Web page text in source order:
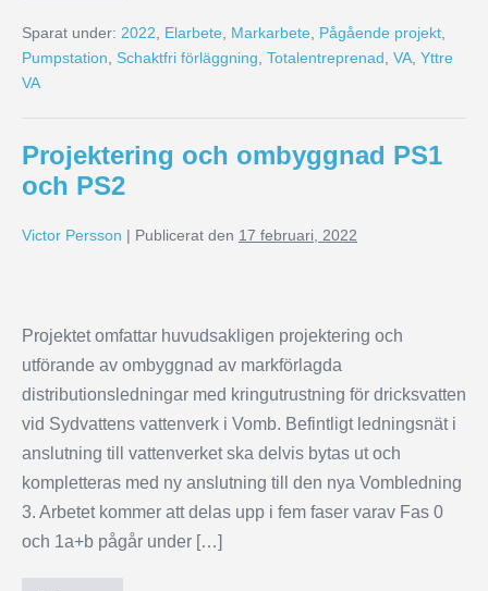
Sparat under: 2022 Elarbete Markarbete Pågående projekt
Pumpstation
Schaktfri förläggning Totalentreprenad VA Yttre
VA
Projektering och ombyggnad PS1
och PS2
Victor Persson | Publicerat den 17 februari, 2022
Projektet omfattar huvudsakligen projektering och
utförande av ombyggnad av markförlagda
distributionsledningar med kringutrustning för dricksvatten
vid Sydvattens vattenverk i Vomb. Befintligt ledningsnät i
anslutning till vattenverket ska delvis bytas ut och
kompletteras med ny anslutning till den nya Vombledning
3. Arbetet kommer att delas upp i fem faser varav Fas 0
och 1a+b pågår under […]